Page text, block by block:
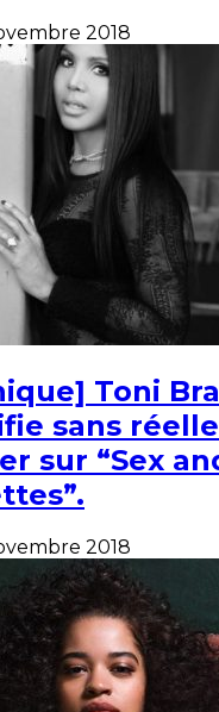
2018
Toni
sans
sur “Sex
2018